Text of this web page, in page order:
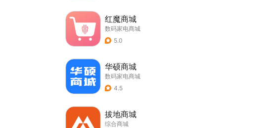
红魔商城
数码家电商城
5.0
华硕商城
数码家电商城
4.5
拔地商城
综合商城